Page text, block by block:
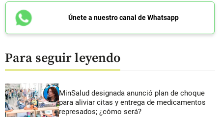
Únete a nuestro canal de Whatsapp
Para seguir leyendo
MinSalud designada anunció plan de choque
para aliviar citas y entrega de medicamentos
represados; ¿cómo será?